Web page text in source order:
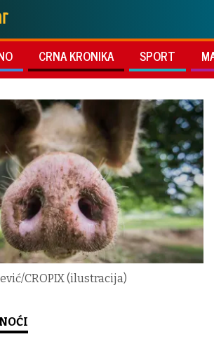
CRNA KRONIKA SPORT
CROPIX (ilustracija)